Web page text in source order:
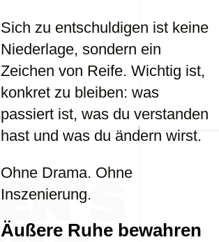
Sich zu entschuldigen ist keine
Niederlage, sondern ein
Zeichen von Reife. Wichtig ist,
konkret zu bleiben: was
passiert ist, was du verstanden
hast und was du ändern wirst.
Ohne Drama. Ohne
Inszenierung.
Äußere Ruhe bewahren